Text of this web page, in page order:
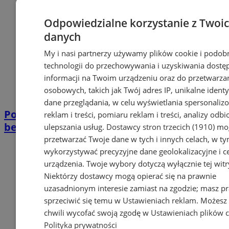
Policjanci apelują o zachowanie
bezpieczeństwa podczas wypraw do lasu
Odpowiedzialne korzystanie z
danych
My i nasi partnerzy używamy plików cookie i
technologii do przechowywania i uzyskiwania
informacji na Twoim urządzeniu oraz do
osobowych, takich jak Twój adres IP, unikalne
dane przeglądania, w celu wyświetlania
reklam i treści, pomiaru reklam i treści, analizy
ulepszania usług. Dostawcy stron trzecich (1910)
przetwarzać Twoje dane w tych i innych celach, w
wykorzystywać precyzyjne dane geolokalizacyjne i
urządzenia. Twoje wybory dotyczą wyłącznie tej
Niektórzy dostawcy mogą opierać się na prawnie
uzasadnionym interesie zamiast na zgodzie; masz
sprzeciwić się temu w Ustawieniach reklam.
chwili wycofać swoją zgodę w Ustawieniach plików
Polityka prywatności